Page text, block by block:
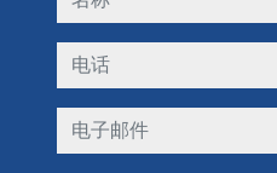
电话
电子邮件